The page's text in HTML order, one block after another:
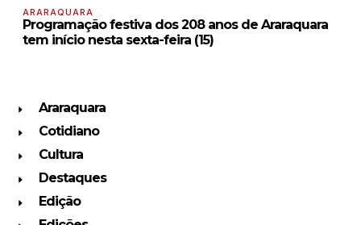
ARARAQUARA
Programação festiva dos 208 anos de Araraquara
tem início nesta sexta-feira (15)
Araraquara
Cotidiano
Cultura
Destaques
Edição